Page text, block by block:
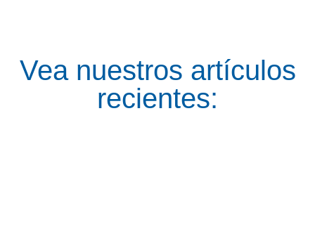
Vea nuestros artículos
recientes: